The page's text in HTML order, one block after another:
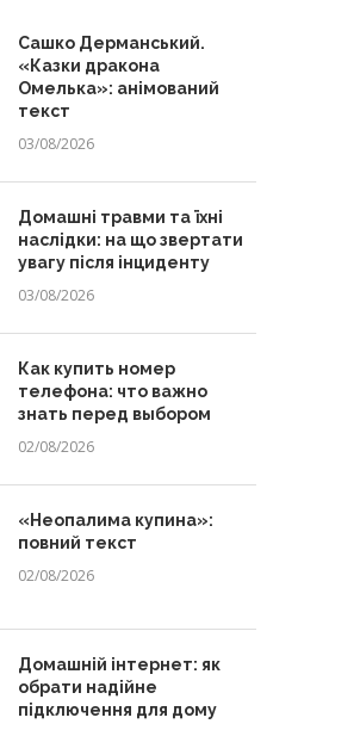
Сашко Дерманський.
«Казки дракона
Омелька»: анімований
текст
03/08/2026
Домашні травми та їхні
наслідки: на що звертати
увагу після інциденту
03/08/2026
Как купить номер
телефона: что важно
знать перед выбором
02/08/2026
«Неопалима купина»:
повний текст
02/08/2026
Домашній інтернет: як
обрати надійне
підключення для дому